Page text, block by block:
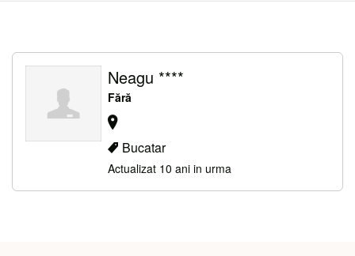
Neagu ****
Fără
Bucatar
Actualizat 10 ani in urma